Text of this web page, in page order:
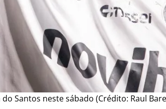
Santos neste sábado (Crédito: Raul